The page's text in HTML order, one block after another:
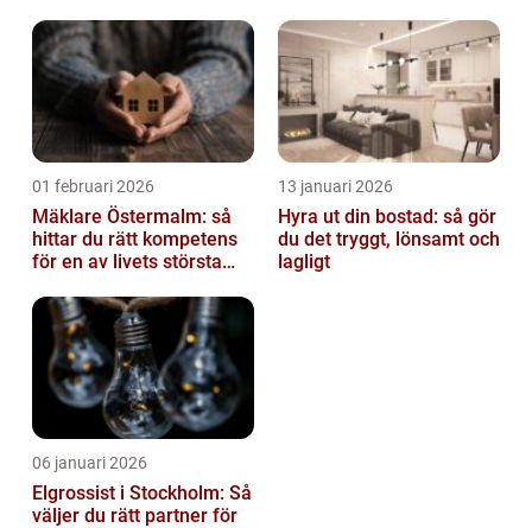
01 februari 2026
Mäklare Östermalm: så
hittar du rätt kompetens
för en av livets största
13 januari 2026
Hyra ut din bostad: så gör
du det tryggt, lönsamt och
lagligt
06 januari 2026
Elgrossist i Stockholm: Så
väljer du rätt partner för